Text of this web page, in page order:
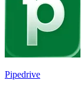
Pipedrive